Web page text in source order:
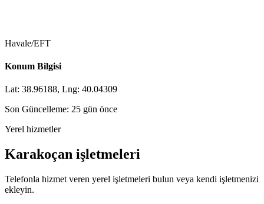
Havale/EFT
Konum Bilgisi
Lat: 38.96188, Lng: 40.04309
Son Güncelleme: 25 gün önce
Yerel hizmetler
Karakoçan işletmeleri
Telefonla hizmet veren yerel işletmeleri bulun veya kendi işletmenizi
ekleyin.